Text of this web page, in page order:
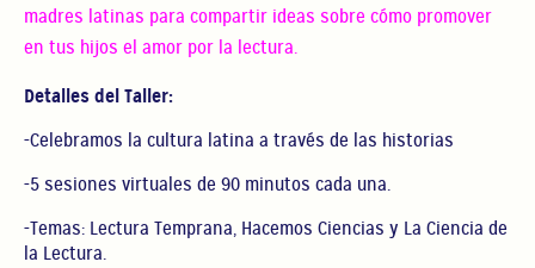
madres latinas para compartir ideas sobre cómo promover
en tus hijos el amor por la lectura.
Detalles del Taller:
-Celebramos la cultura latina a través de las historias
-5 sesiones virtuales de 90 minutos cada una.
-Temas: Lectura Temprana, Hacemos Ciencias y La Ciencia de
la Lectura.